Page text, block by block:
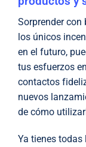
Sorprender con
los únicos
en el futuro,
tus esfuerzos en
contactos
nuevos
de cómo
Ya tienes